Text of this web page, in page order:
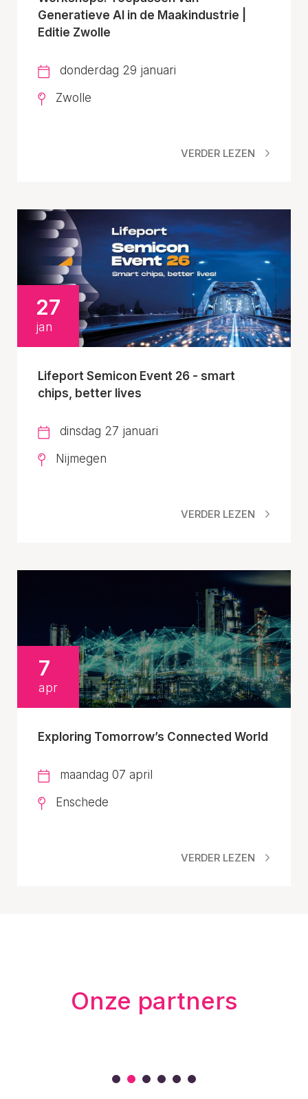
Generatieve AI in de Maakindustrie |
Editie Zwolle
donderdag 29 januari
Zwolle
VERDER LEZEN
27
jan
Lifeport Semicon Event 26 - smart
chips, better lives
dinsdag 27 januari
Nijmegen
VERDER LEZEN
7
apr
Exploring Tomorrow’s Connected World
maandag 07 april
Enschede
VERDER LEZEN
Onze partners